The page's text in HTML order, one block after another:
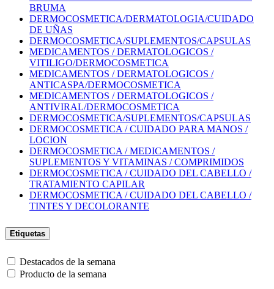
BRUMA
DERMOCOSMETICA/DERMATOLOGIA/CUIDADO
DE UÑAS
DERMOCOSMETICA/SUPLEMENTOS/CAPSULAS
MEDICAMENTOS / DERMATOLOGICOS /
VITILIGO/DERMOCOSMETICA
MEDICAMENTOS / DERMATOLOGICOS /
ANTICASPA/DERMOCOSMETICA
MEDICAMENTOS / DERMATOLOGICOS /
ANTIVIRAL/DERMOCOSMETICA
DERMOCOSMETICA/SUPLEMENTOS/CAPSULAS
DERMOCOSMETICA / CUIDADO PARA MANOS /
LOCION
DERMOCOSMETICA / MEDICAMENTOS /
SUPLEMENTOS Y VITAMINAS / COMPRIMIDOS
DERMOCOSMETICA / CUIDADO DEL CABELLO /
TRATAMIENTO CAPILAR
DERMOCOSMETICA / CUIDADO DEL CABELLO /
TINTES Y DECOLORANTE
Etiquetas
Destacados de la semana
Producto de la semana